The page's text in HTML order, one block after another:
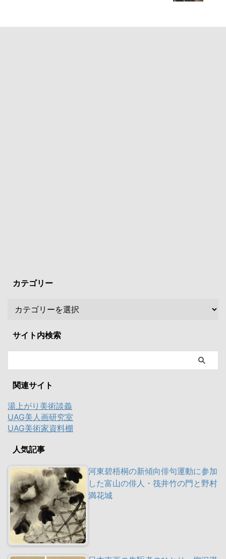
カテゴリー
サイト内検索
関連サイト
湯上がり美術談義
UAG美人画研究室
UAG美術家資料棚
人気記事
河東碧梧桐の新傾向俳句運動に参加
した富山の俳人・筏井竹の門と野村
満花城